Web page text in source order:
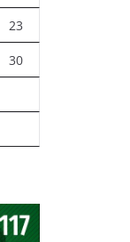
23
30